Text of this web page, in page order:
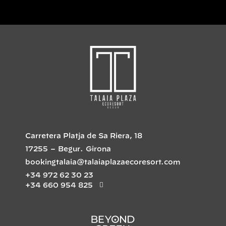
Carretera Platja de Sa Riera, 18
17255 – Begur. Girona
bookingtalaia@talaiaplazaecoresort.com
+34 972 62 30 23
+34 660 954 825